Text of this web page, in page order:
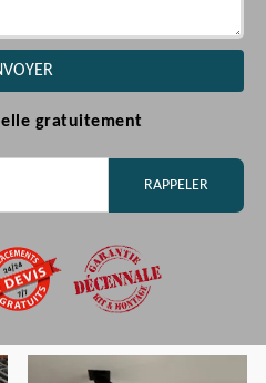
gratuitement